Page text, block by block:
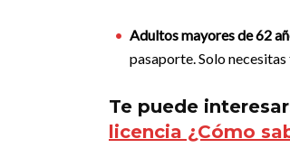
Adultos mayores de 62
pasaporte. Solo
Te puede
licencia ¿Cómo